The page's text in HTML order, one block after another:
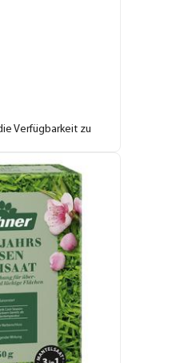
Verfügbarkeit zu